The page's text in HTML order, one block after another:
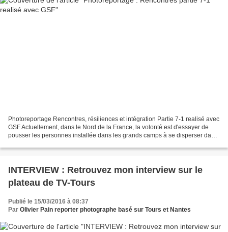
Photoreportage Rencontres, résiliences et intégration Partie 7-1 realisé avec
GSF Actuellement, dans le Nord de la France, la volonté est d'essayer de
pousser les personnes installée dans les grands camps à se disperser dans
INTERVIEW : Retrouvez mon interview sur le
plateau de TV-Tours
Publié le 15/03/2016 à 08:37
Par Olivier Pain reporter photographe basé sur Tours et Nantes